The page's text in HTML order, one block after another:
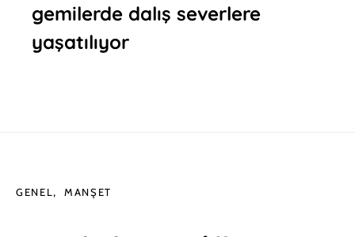
gemilerde dalış severlere
yaşatılıyor
GENEL MANŞET